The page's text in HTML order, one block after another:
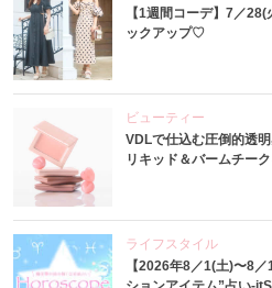
【1週間コーデ】7／
ックアップ♡
ビューティー
VDLで仕込む圧倒的透
リキッド＆バームチー
ライフスタイル
【2026年8／1(土)〜8